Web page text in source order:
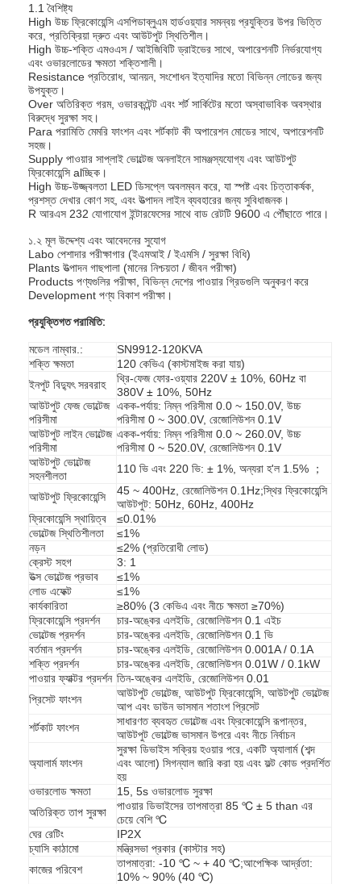
ভিডিও
আমাদের সম্বন্ধে
1.1 বৈশিষ্ট্য
High উচ্চ ফ্রিকোয়েন্সি এসপিডাব্লুএম হার্ডওয়্যার সমন্বয় প্রযুক্তির উপর ভিত্তি
করে, প্রতিক্রিয়া দ্রুত এবং আউটপুট স্থিতিশীল।
High উচ্চ-শক্তি এমওএস / আইজিবিটি ড্রাইভের সাথে, অপারেশনটি নির্ভরযোগ্য
এবং ওভারলোডের ক্ষমতা শক্তিশালী।
Resistance প্রতিরোধ, আনয়ন, সংশোধন ইত্যাদির মতো বিভিন্ন লোডের জন্য
উপযুক্ত।
Over অতিরিক্ত গরম, ওভারকন্টেন্ট এবং শর্ট সার্কিটের মতো অস্বাভাবিক অবস্থার
বিরুদ্ধে সুরক্ষা সহ।
Para পরামিতি মেমরি ফাংশন এবং শর্টকাট কী অপারেশন মোডের সাথে, অপারেশনটি
সহজ।
Supply পাওয়ার সাপ্লাই ভোল্টেজ অনলাইনে সামঞ্জস্যযোগ্য এবং আউটপুট
ফ্রিকোয়েন্সি alচ্ছিক।
High উচ্চ-উজ্জ্বলতা LED ডিসপ্লে অবলম্বন করে, যা স্পষ্ট এবং চিত্তাকর্ষক,
প্রশস্ত দেখার কোণ সহ, এবং উত্পাদন লাইন ব্যবহারের জন্য সুবিধাজনক।
R আরএস 232 যোগাযোগ ইন্টারফেসের সাথে বাড রেটটি 9600 এ পৌঁছাতে পারে।
১.২ মূল উদ্দেশ্য এবং আবেদনের সুযোগ
Labo পেশাদার পরীক্ষাগার (ইএমআই / ইএমসি / সুরক্ষা বিধি)
Plants উত্পাদন গাছপালা (মানের নিশ্চয়তা / জীবন পরীক্ষা)
Products পণ্যগুলির পরীক্ষা, বিভিন্ন দেশের পাওয়ার গ্রিডগুলি অনুকরণ করে
Development পণ্য বিকাশ পরীক্ষা।
প্রযুক্তিগত পরামিতি:
মডেল নাম্বার.:
SN9912-120KVA
শক্তি ক্ষমতা
120 কেভিএ (কাস্টমাইজ করা যায়)
ইনপুট বিদ্যুৎ সরবরাহ
থ্রি-ফেজ ফোর-ওয়্যার 220V ± 10%, 60Hz বা
380V ± 10%, 50Hz
আউটপুট ফেজ ভোল্টেজ
পরিসীমা
একক-পর্যায়: নিম্ন পরিসীমা 0.0 ~ 150.0V, উচ্চ
পরিসীমা 0 ~ 300.0V, রেজোলিউশন 0.1V
আউটপুট লাইন ভোল্টেজ
পরিসীমা
একক-পর্যায়: নিম্ন পরিসীমা 0.0 ~ 260.0V, উচ্চ
পরিসীমা 0 ~ 520.0V, রেজোলিউশন 0.1V
আউটপুট ভোল্টেজ
সহনশীলতা
110 ভি এবং 220 ভি: ± 1%, অন্যরা হ'ল 1.5% ；
আউটপুট ফ্রিকোয়েন্সি
45 ~ 400Hz, রেজোলিউশন 0.1Hz;স্থির ফ্রিকোয়েন্সি
আউটপুট: 50Hz, 60Hz, 400Hz
ফ্রিকোয়েন্সি স্থায়িত্ব
≤0.01%
ভোল্টেজ স্থিতিশীলতা
≤1%
নড়ন
≤2% (প্রতিরোধী লোড)
ক্রেস্ট সহগ
3: 1
উত্স ভোল্টেজ প্রভাব
≤1%
লোড এফেক্ট
≤1%
কার্যকারিতা
≥80% (3 কেভিএ এবং নীচে ক্ষমতা ≥70%)
ফ্রিকোয়েন্সি প্রদর্শন
চার-অঙ্কের এলইডি, রেজোলিউশন 0.1 এইচ
ভোল্টেজ প্রদর্শন
চার-অঙ্কের এলইডি, রেজোলিউশন 0.1 ভি
বর্তমান প্রদর্শন
চার-অঙ্কের এলইডি, রেজোলিউশন 0.001A / 0.1A
শক্তি প্রদর্শন
চার-অঙ্কের এলইডি, রেজোলিউশন 0.01W / 0.1kW
পাওয়ার ফ্যাক্টর প্রদর্শন তিন-অঙ্কের এলইডি, রেজোলিউশন 0.01
প্রিসেট ফাংশন
আউটপুট ভোল্টেজ, আউটপুট ফ্রিকোয়েন্সি, আউটপুট ভোল্টেজ
আপ এবং ডাউন ভাসমান শতাংশ প্রিসেট
শর্টকাট ফাংশন
সাধারণত ব্যবহৃত ভোল্টেজ এবং ফ্রিকোয়েন্সি রূপান্তর,
আউটপুট ভোল্টেজ ভাসমান উপরে এবং নীচে নির্বাচন
অ্যালার্ম ফাংশন
সুরক্ষা ডিভাইস সক্রিয় হওয়ার পরে, একটি অ্যালার্ম (শব্দ
এবং আলো) সিগন্যাল জারি করা হয় এবং ফল্ট কোড প্রদর্শিত
হয়
ওভারলোড ক্ষমতা
15, 5s ওভারলোড সুরক্ষা
অতিরিক্ত তাপ সুরক্ষা
পাওয়ার ডিভাইসের তাপমাত্রা 85 ℃ ± 5 than এর
চেয়ে বেশি ℃
ঘের রেটিং
IP2X
চ্যাসি কাঠামো
মন্ত্রিসভা প্রকার (কাস্টার সহ)
কাজের পরিবেশ
তাপমাত্রা: -10 ℃ ~ + 40 ℃;আপেক্ষিক আর্দ্রতা:
10% ~ 90% (40 ℃)